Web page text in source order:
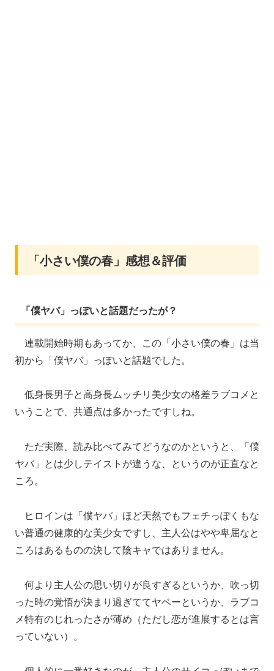
「小さい僕の春」感想＆評価
「僕ヤバ」っぽいと話題だったが？
連載開始時期もあってか、この「小さい僕の春」は当
初から「僕ヤバ」っぽいと話題でした。
低身長男子と高身長ムッチリ美少女の格差ラブコメと
いうことで、共通点は多かったですしね。
ただ実際、読み比べてみてどうなのかというと、「僕
ヤバ」とは少しテイストが違うな、というのが正直なと
ころ。
ヒロインは「僕ヤバ」ほど天然でもフェチっぽくもな
い普通の健康的な美少女ですし、主人公はやや卑屈なと
ころはあるものの決して陰キャではありません。
何より主人公の思い切りが良すぎるというか、吹っ切
った時の覚悟が決まり過ぎててヤベーというか、ラブコ
メ特有のじれったさが薄め（ただし恋が進展するとは言
っていない）。